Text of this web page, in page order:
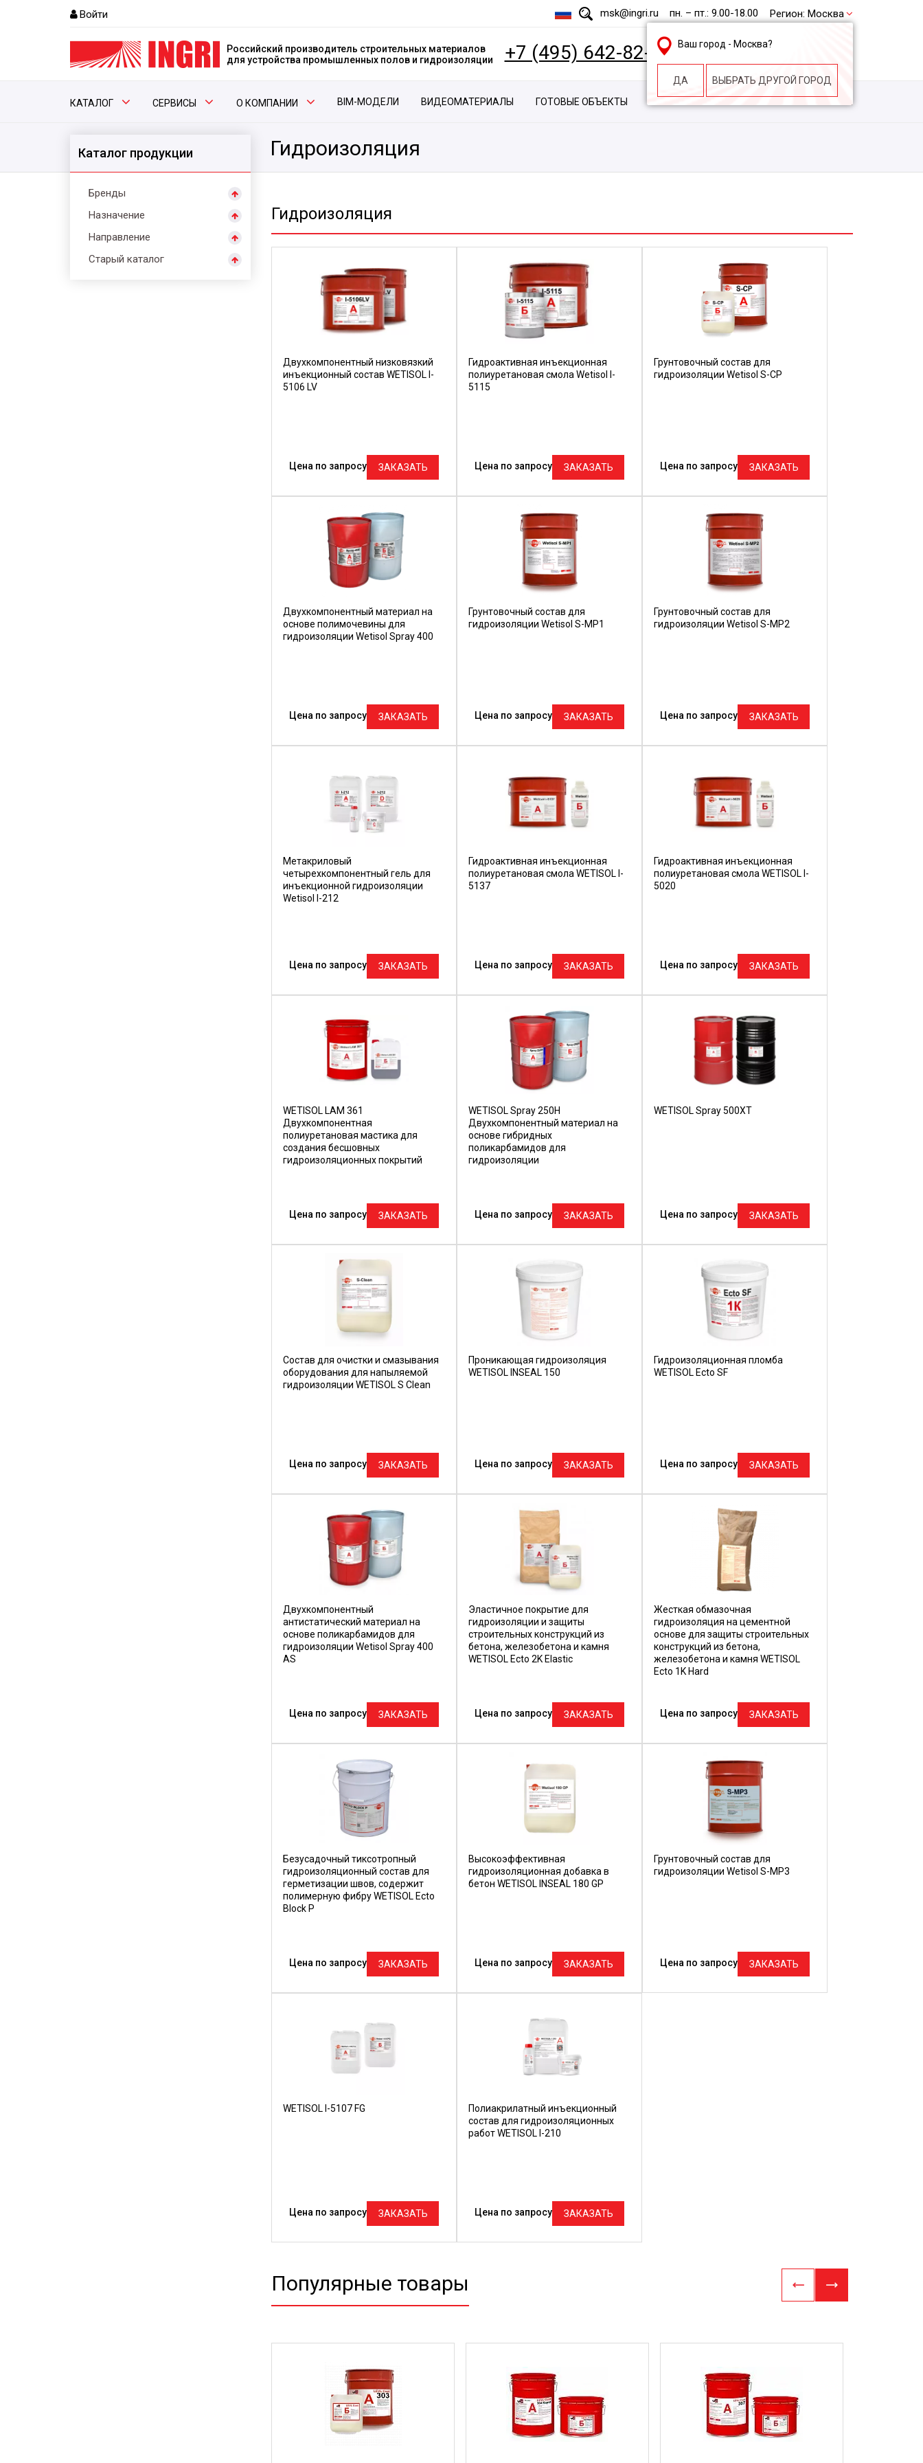
Войти msk@ingri.ru пн. – пт.: 9.00-18.00 Регион: Москва
Ваш город - Москва?
ДА ВЫБРАТЬ ДРУГОЙ ГОРОД
Российский производитель строительных материалов
для устройства промышленных полов и гидроизоляции
+7 (495) 642-82-62
КАТАЛОГ СЕРВИСЫ О КОМПАНИИ BIM-МОДЕЛИ ВИДЕОМАТЕРИАЛЫ ГОТОВЫЕ ОБЪЕКТЫ
Гидроизоляция
Каталог продукции
Бренды
Назначение
Направление
Старый каталог
Гидроизоляция
Двухкомпонентный низковязкий
инъекционный состав WETISOL I-
5106 LV
Цена по запросу ЗАКАЗАТЬ
Гидроактивная инъекционная
полиуретановая смола Wetisol I-
5115
Цена по запросу ЗАКАЗАТЬ
Грунтовочный состав для
гидроизоляции Wetisol S-CP
Цена по запросу ЗАКАЗАТЬ
Двухкомпонентный материал на
основе полимочевины для
гидроизоляции Wetisol Spray 400
Цена по запросу ЗАКАЗАТЬ
Грунтовочный состав для
гидроизоляции Wetisol S-MP1
Цена по запросу ЗАКАЗАТЬ
Грунтовочный состав для
гидроизоляции Wetisol S-MP2
Цена по запросу ЗАКАЗАТЬ
Метакриловый
четырехкомпонентный гель для
инъекционной гидроизоляции
Wetisol I-212
Цена по запросу ЗАКАЗАТЬ
Гидроактивная инъекционная
полиуретановая смола WETISOL I-
5137
Цена по запросу ЗАКАЗАТЬ
Гидроактивная инъекционная
полиуретановая смола WETISOL I-
5020
Цена по запросу ЗАКАЗАТЬ
WETISOL LAM 361
Двухкомпонентная
полиуретановая мастика для
создания бесшовных
гидроизоляционных покрытий
Цена по запросу ЗАКАЗАТЬ
WETISOL Spray 250H
Двухкомпонентный материал на
основе гибридных
поликарбамидов для
гидроизоляции
Цена по запросу ЗАКАЗАТЬ
WETISOL Spray 500XT
Цена по запросу ЗАКАЗАТЬ
Состав для очистки и смазывания
оборудования для напыляемой
гидроизоляции WETISOL S Clean
Цена по запросу ЗАКАЗАТЬ
Проникающая гидроизоляция
WETISOL INSEAL 150
Цена по запросу ЗАКАЗАТЬ
Гидроизоляционная пломба
WETISOL Ecto SF
Цена по запросу ЗАКАЗАТЬ
Двухкомпонентный
антистатический материал на
основе поликарбамидов для
гидроизоляции Wetisol Spray 400
AS
Цена по запросу ЗАКАЗАТЬ
Эластичное покрытие для
гидроизоляции и защиты
строительных конструкций из
бетона, железобетона и камня
WETISOL Ecto 2K Elastic
Цена по запросу ЗАКАЗАТЬ
Жесткая обмазочная
гидроизоляция на цементной
основе для защиты строительных
конструкций из бетона,
железобетона и камня WETISOL
Ecto 1K Hard
Цена по запросу ЗАКАЗАТЬ
Безусадочный тиксотропный
гидроизоляционный состав для
герметизации швов, содержит
полимерную фибру WETISOL Ecto
Block Р
Цена по запросу ЗАКАЗАТЬ
Высокоэффективная
гидроизоляционная добавка в
бетон WETISOL INSEAL 180 GP
Цена по запросу ЗАКАЗАТЬ
Грунтовочный состав для
гидроизоляции Wetisol S-MP3
Цена по запросу ЗАКАЗАТЬ
WETISOL I-5107 FG
Цена по запросу ЗАКАЗАТЬ
Полиакрилатный инъекционный
состав для гидроизоляционных
работ WETISOL I-210
Цена по запросу ЗАКАЗАТЬ
Популярные товары